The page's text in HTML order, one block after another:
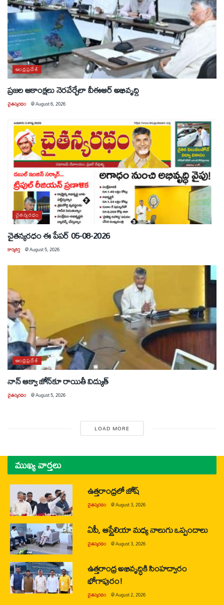
ఆంధ్రప్రదేశ్
ప్రజల ఆకాంక్షలు నెరవేర్చేలా వీఈఆర్ అభివృద్ధి
చైతన్యరధం @August 6, 2026
చైతన్యరధం
చైతన్యరధం ఈ పేపర్ 05-08-2026
కార్యకర్త @August 5, 2026
ఆంధ్రప్రదేశ్
నాన్ ఆక్వా జోన్‌కూ రాయితీ విద్యుత్
చైతన్యరధం @August 5, 2026
LOAD MORE
ముఖ్య వార్తలు
ఉత్తరాంధ్రలో జోష్
చైతన్యరధం @August 3, 2026
ఏపీ, ఆస్ట్రేలియా మధ్య నాలుగు ఒప్పందాలు
చైతన్యరధం @August 3, 2026
ఉత్తరాంధ్ర అభివృద్ధికి సింహద్వారం
భోగాపురం!
చైతన్యరధం @August 2, 2026